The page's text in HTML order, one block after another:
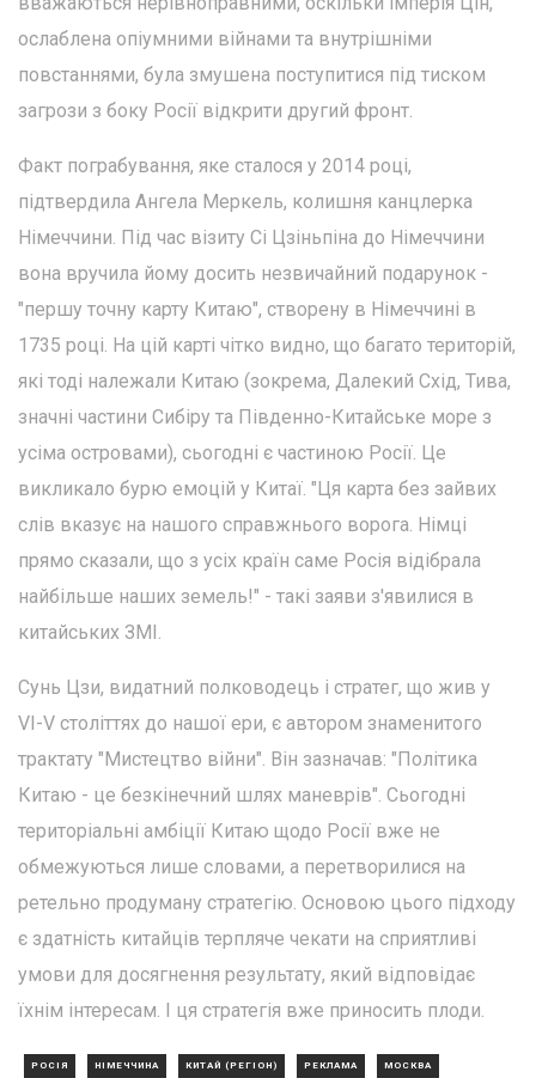
ослаблена опіумними війнами та внутрішніми
повстаннями, була змушена поступитися під тиском
загрози з боку Росії відкрити другий фронт.
Факт пограбування, яке сталося у 2014 році,
підтвердила Ангела Меркель, колишня канцлерка
Німеччини. Під час візиту Сі Цзіньпіна до Німеччини
вона вручила йому досить незвичайний подарунок -
"першу точну карту Китаю", створену в Німеччині в
1735 році. На цій карті чітко видно, що багато територій,
які тоді належали Китаю (зокрема, Далекий Схід, Тива,
значні частини Сибіру та Південно-Китайське море з
усіма островами), сьогодні є частиною Росії. Це
викликало бурю емоцій у Китаї. "Ця карта без зайвих
слів вказує на нашого справжнього ворога. Німці
прямо сказали, що з усіх країн саме Росія відібрала
найбільше наших земель!" - такі заяви з'явилися в
китайських ЗМІ.
Сунь Цзи, видатний полководець і стратег, що жив у
VI-V століттях до нашої ери, є автором знаменитого
трактату "Мистецтво війни". Він зазначав: "Політика
Китаю - це безкінечний шлях маневрів". Сьогодні
територіальні амбіції Китаю щодо Росії вже не
обмежуються лише словами, а перетворилися на
ретельно продуману стратегію. Основою цього підходу
є здатність китайців терпляче чекати на сприятливі
умови для досягнення результату, який відповідає
їхнім інтересам. І ця стратегія вже приносить плоди.
РОСІЯ НІМЕЧЧИНА КИТАЙ (РЕГІОН) РЕКЛАМА МОСКВА